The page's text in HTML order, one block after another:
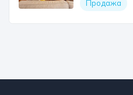
Продажа